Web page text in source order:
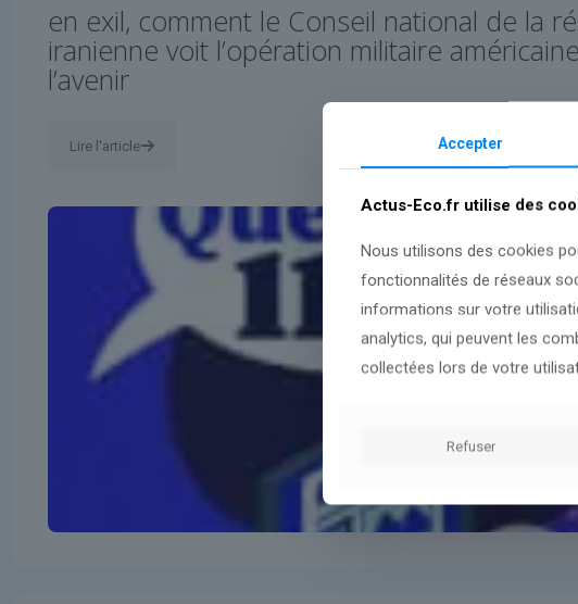
en exil, comment le Conseil national de la
iranienne voit l’opération militaire
l’avenir
Lire l'article Accepter
Actus-Eco.fr utilise des
Nous utilisons des cookies
fonctionnalités de réseaux
informations sur votre
analytics, qui peuvent les
collectées lors de votre
Refuser